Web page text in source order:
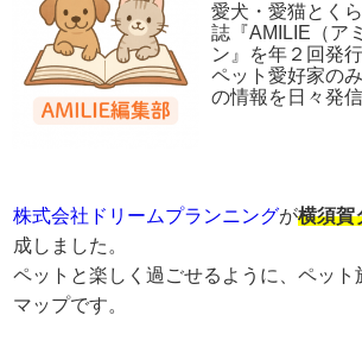
愛犬・愛猫とく
誌『AMILIE（ア
ン』を年２回発行
ペット愛好家の
の情報を日々発信
株式会社ドリームプランニングが横須賀
成しました。
ペットと楽しく過ごせるように、ペット
マップです。